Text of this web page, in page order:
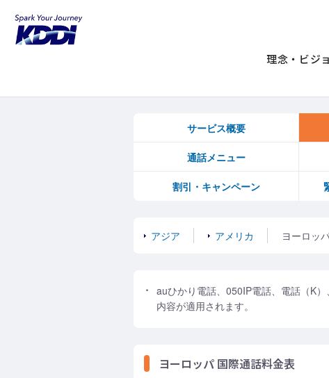
理念・ビジ
サービス概要
通話メニュー
割引・キャンペーン
アジア アメリカ ヨーロッ
auひかり電話、050IP電話、電話（K
内容が適用されます。
ヨーロッパ 国際通話料金表